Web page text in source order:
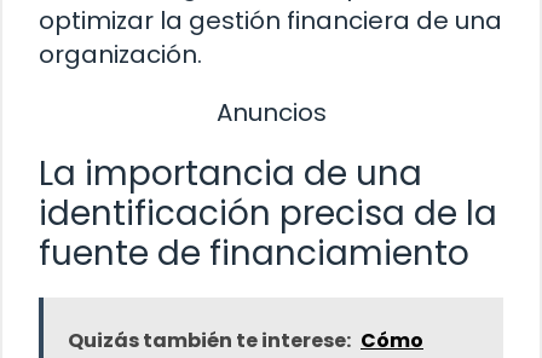
optimizar la gestión financiera de una
organización.
Anuncios
La importancia de una
identificación precisa de la
fuente de financiamiento
Quizás también te interese: Cómo